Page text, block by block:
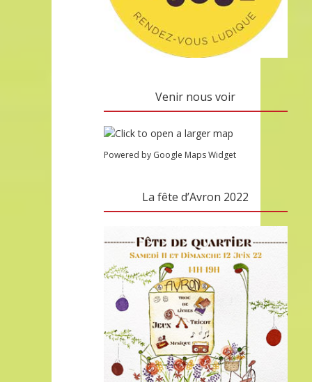
Venir nous voir
Powered by Google Maps Widget
La fête d’Avron 2022